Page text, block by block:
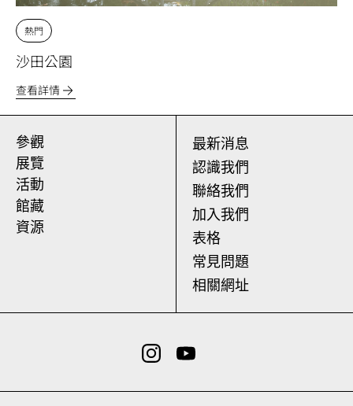
熱門
沙田公園
查看詳情
參觀
展覽
活動
館藏
資源
最新消息
認識我們
聯絡我們
加入我們
表格
常見問題
相關網址